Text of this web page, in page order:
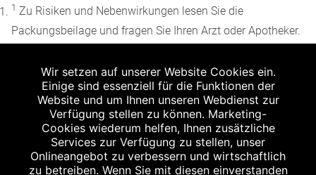
1 Zu Risiken und Nebenwirkungen lesen Sie die
Packungsbeilage und fragen Sie Ihren Arzt oder Apotheker.
Apothekenerstattungspreis (AEP). Der AEP ist keine
unverbindliche Preisempfehlung der Hersteller. Der AEP ist
ein von den Apotheken in Ansatz gebrachter Preis für
rezeptfreie Arzneimittel. Er entspricht in der Höhe dem für
Apotheken verbindlichen Abgabepreis, zu dem eine
Apotheke in bestimmten Fällen (z.B. bei Kindern unter 12
Wir setzen auf unserer Website Cookies ein.
Einige sind essenziell für die Funktionen der
Website und um Ihnen unseren Webdienst zur
Verfügung stellen zu können. Marketing-
Cookies wiederum helfen, Ihnen zusätzliche
Services zur Verfügung zu stellen, unser
Onlineangebot zu verbessern und wirtschaftlich
zu betreiben. Wenn Sie mit diesen einverstanden